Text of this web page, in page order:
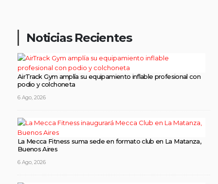
Noticias Recientes
AirTrack Gym amplía su equipamiento inflable profesional con
podio y colchoneta
6 Ago, 2026
La Mecca Fitness suma sede en formato club en La Matanza,
Buenos Aires
6 Ago, 2026